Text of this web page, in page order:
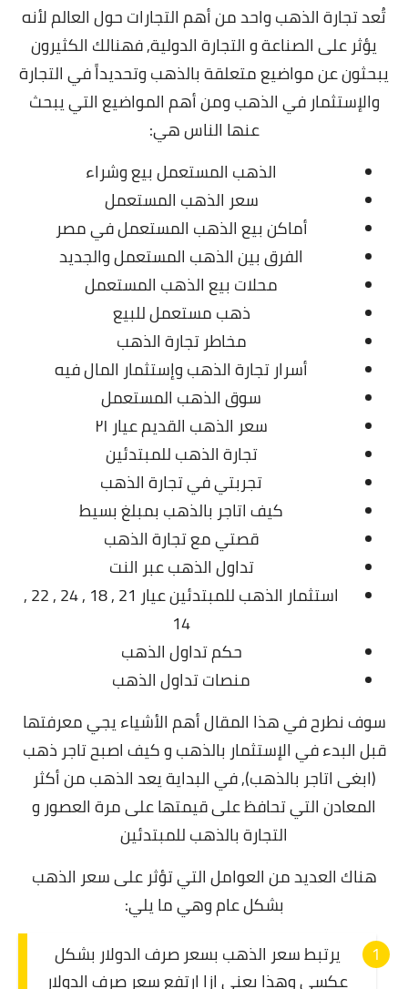
تُعد تجارة الذهب واحد من أهم التجارات حول العالم لأنه
يؤثر على الصناعة و التجارة الدولية,فهنالك الكثيرون
يبحثون عن مواضيع متعلقة بالذهب وتحديداً في التجارة
والإستثمار في الذهب ومن أهم المواضيع التي يبحث
عنها الناس هي:
الذهب المستعمل بيع وشراء
سعر الذهب المستعمل
أماكن بيع الذهب المستعمل في مصر
الفرق بين الذهب المستعمل والجديد
محلات بيع الذهب المستعمل
ذهب مستعمل للبيع
مخاطر تجارة الذهب
أسرار تجارة الذهب وإستثمار المال فيه
سوق الذهب المستعمل
سعر الذهب القديم عيار ٢١
تجارة الذهب للمبتدئين
تجربتي في تجارة الذهب
كيف اتاجر بالذهب بمبلغ بسيط
قصتي مع تجارة الذهب
تداول الذهب عبر النت
استثمار الذهب للمبتدئين عيار 21 , 18 , 24 , 22 ,
14
حكم تداول الذهب
منصات تداول الذهب
سوف نطرح في هذا المقال أهم الأشياء يجي معرفتها
قبل البدء في الإستثمار بالذهب و كيف اصبح تاجر ذهب
(ابغى اتاجر بالذهب),في البداية يعد الذهب من أكثر
المعادن التي تحافظ على قيمتها على مرة العصور و
التجارة بالذهب للمبتدئين
هناك العديد من العوامل التي تؤثر على سعر الذهب
بشكل عام وهي ما يلي:
يرتبط سعر الذهب بسعر صرف الدولار بشكل
عكسي وهذا يعني ازا ارتفع سعر صرف الدولار